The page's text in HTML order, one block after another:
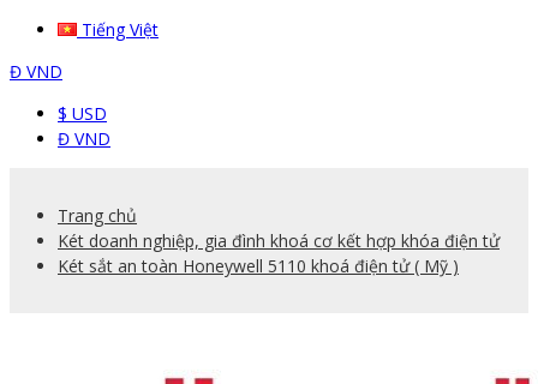
Tiếng Việt
Đ VND
$ USD
Đ VND
Trang chủ
Két doanh nghiệp, gia đình khoá cơ kết hợp khóa điện tử
Két sắt an toàn Honeywell 5110 khoá điện tử ( Mỹ )